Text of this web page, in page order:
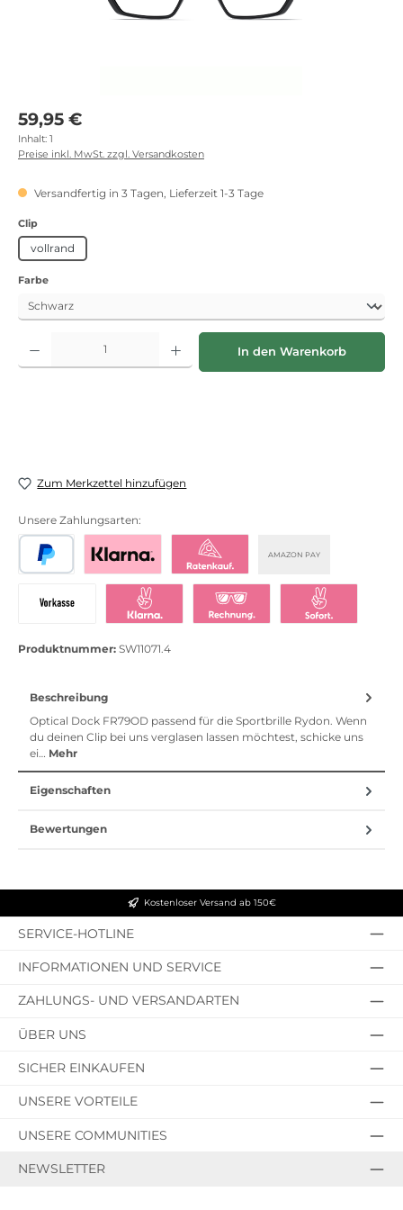
Regulärer Preis:
59,95 €
Inhalt: 1
Preise inkl. MwSt. zzgl. Versandkosten
Versandfertig in 3 Tagen, Lieferzeit 1-3 Tage
Clipauswählen
vollrand
Farbeauswählen
Produkt Anzahl: Gib den gewünschten Wert ein oder benutze die
In den Warenkorb
Zum Merkzettel hinzufügen
Unsere Zahlungsarten:
AMAZON PAY
Bezahlen mit KlarnaKlarna Ratenkauf
Produktnummer: SW11071.4
Beschreibung
Optical Dock FR79OD passend für die Sportbrille Rydon. Wenn
du deinen Clip bei uns verglasen lassen möchtest, schicke uns
ei… Mehr
Eigenschaften
Bewertungen
Kostenloser Versand ab 150€
SERVICE-HOTLINE
INFORMATIONEN UND SERVICE
ZAHLUNGS- UND VERSANDARTEN
ÜBER UNS
SICHER EINKAUFEN
UNSERE VORTEILE
UNSERE COMMUNITIES
NEWSLETTER